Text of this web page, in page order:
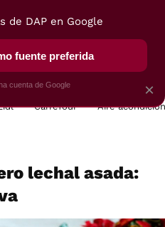
VEGUI
Carrefour Aire
lechal asada:
×
de DAP en Google
fuente preferida
cuenta de Google